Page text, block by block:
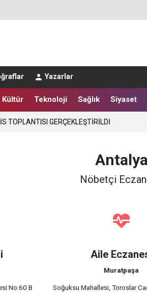
Yazarlar
Kültür Teknoloji Sağlık Siyaset
TOPLANTISI GERÇEKLEŞTİRİLDİ
Antalya
Nöbetçi
No:60 B
Aile
Muratpaşa
Soğuksu Mahallesi, Toroslar